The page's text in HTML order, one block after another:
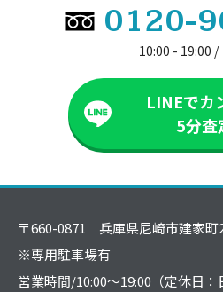
0120-
10:00 - 19:00 /
LINEでカ
5分査
〒660-0871 兵庫県尼崎市建家町
※専用駐車場有
営業時間/10:00～19:00（定休日：